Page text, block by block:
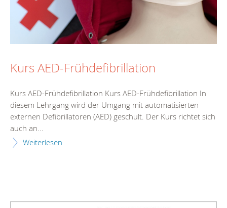
Kurs AED-Frühdefibrillation
Kurs AED-Frühdefibrillation Kurs AED-Frühdefibrillation In
diesem Lehrgang wird der Umgang mit automatisierten
externen Defibrillatoren (AED) geschult. Der Kurs richtet sich
auch an...
Weiterlesen